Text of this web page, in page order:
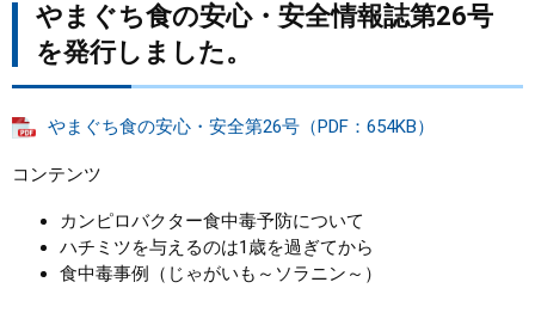
やまぐち食の安心・安全情報誌第26号
を発行しました。
やまぐち食の安心・安全第26号（PDF：654KB）
コンテンツ
カンピロバクター食中毒予防について
ハチミツを与えるのは1歳を過ぎてから
食中毒事例（じゃがいも～ソラニン～）